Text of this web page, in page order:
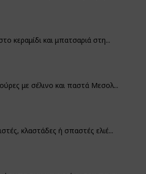
κεραμίδι και μπατσαριά στη...
με σέλινο και παστά Μεσολ...
κλαστάδες ή σπαστές ελιέ...